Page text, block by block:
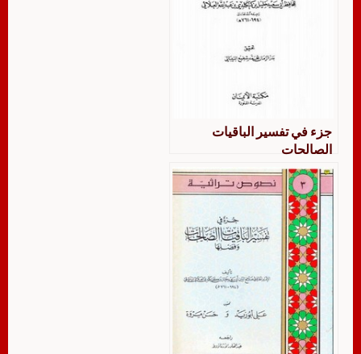
جزء في تفسير الباقيات
الصالحات